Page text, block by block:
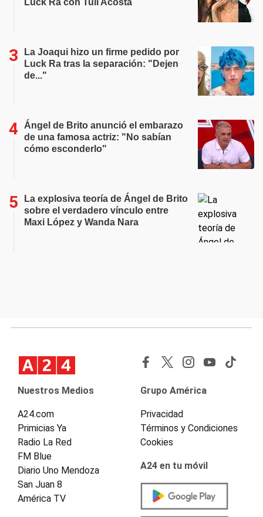
Luck Ra con Tuli Acosta
La Joaqui hizo un firme pedido por
Luck Ra tras la separación: "Dejen
de..."
Ángel de Brito anunció el embarazo
de una famosa actriz: "No sabían
cómo esconderlo"
La explosiva teoría de Ángel de Brito
sobre el verdadero vínculo entre
Maxi López y Wanda Nara
Nuestros Medios
A24.com
Primicias Ya
Radio La Red
FM Blue
Diario Uno Mendoza
San Juan 8
América TV
Grupo América
Privacidad
Términos y Condiciones
Cookies
A24 en tu móvil